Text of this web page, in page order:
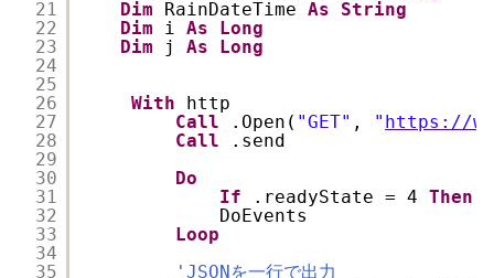
21
22
23
24
25
26
27
28
29
30
31
32
33
34
35
Dim
RainDateTime As
String
Dim
i As
Long
Dim
j As Long
With
http
Call
.Open( "GET" , " https://
Call
.send
Do
If
.readyState = 4 Then
DoEvents
Loop
'JSONを一行で出力